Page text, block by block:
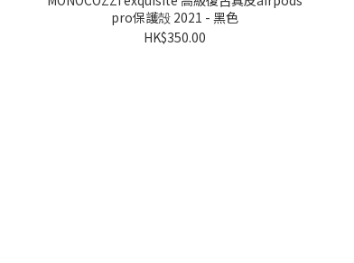
pro保護殻 2021 - 黑色
HK$350.00